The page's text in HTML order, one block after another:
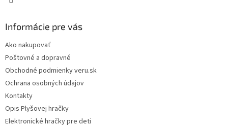
Informácie pre vás
Ako nakupovať
Poštovné a dopravné
Obchodné podmienky veru.sk
Ochrana osobných údajov
Kontakty
Opis Plyšovej hračky
Elektronické hračky pre deti